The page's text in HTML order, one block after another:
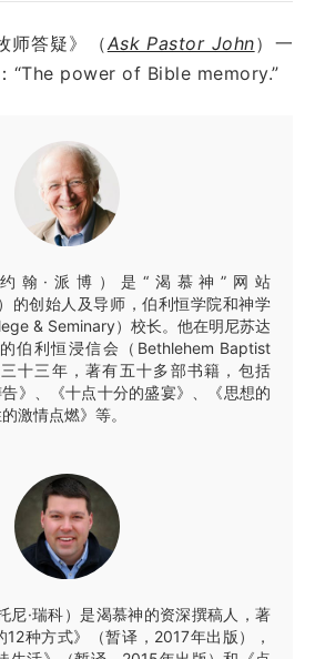
师答疑》（Ask Pastor John）一
“The power of Bible memory.”
翰·派博）是“渴慕神”网站
的创始人及导师，伯利恒学院和神学
& Seminary）校长。他在明尼苏达
伯利恒浸信会（Bethlehem Baptist
十三年，著有五十多部书籍，包括
告》、《十点十分的盛宴》、《思想的
激情点燃》等。
托尼·瑞科）是渴慕神的资深撰稿人，著
种方式》（暂译，2017年出版），